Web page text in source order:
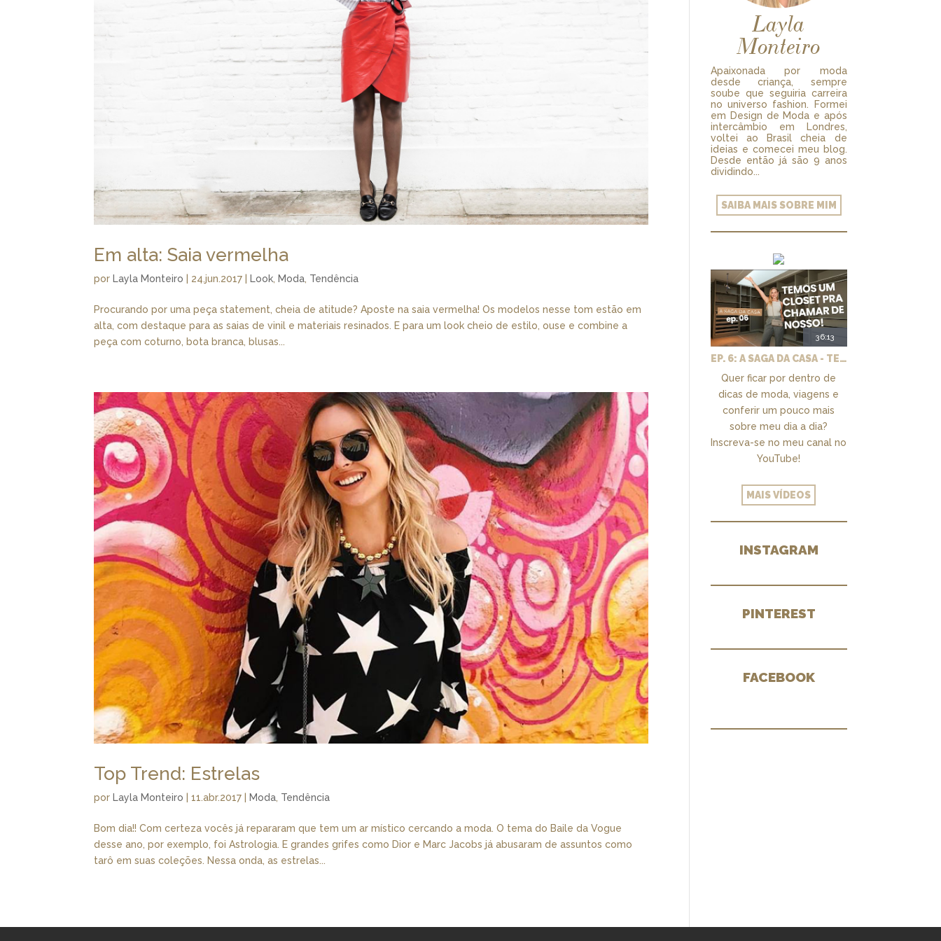
Em alta: Saia vermelha
porLayla Monteiro | 24.jun.2017 |Look,Moda, Tendência
Procurando por uma peça statement, cheia de atitude? Aposte na saia vermelha! Os modelos nesse tom estão em
alta, com destaque para as saias de vinil e materiais resinados. E para um look cheio de estilo, ouse e combine a
peça com coturno, bota branca, blusas...
Top Trend: Estrelas
por Layla Monteiro |11.abr.2017 Moda, Tendência
Bom dia!! Com certeza vocês já repararam que tem um ar místico cercando a moda. O tema do Baile da Vogue
desse ano, por exemplo, foi Astrologia. E grandes grifes como Dior e Marc Jacobs já abusaram de assuntos como
tarô em suas coleções. Nessa onda, as estrelas...
Layla
Monteiro
Apaixonada por moda
desde criança, sempre
soube que seguiria carreira
no universo fashion. Formei
em Design de Moda e após
intercâmbio em Londres,
voltei ao Brasil cheia de
ideias e comecei meu blog.
Desde então já são 9 anos
dividindo...
SAIBA MAIS SOBRE MIM
36:13
EP. 6: A SAGA DA CASA - TEMOS UM CLOSET PRA CHAMAR DE NOSSO + MARCENARIA E PAISAGISMO
Quer ficar por dentro de
dicas de moda, viagens e
conferir um pouco mais
sobre meu dia a dia?
Inscreva-se no meu canal no
YouTube!
MAIS VÍDEOS
INSTAGRAM
PINTEREST
FACEBOOK